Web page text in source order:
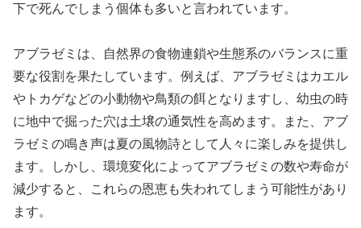
下で死んでしまう個体も多いと言われています。
アブラゼミは、自然界の食物連鎖や生態系のバランスに重
要な役割を果たしています。例えば、アブラゼミはカエル
やトカゲなどの小動物や鳥類の餌となりますし、幼虫の時
に地中で掘った穴は土壌の通気性を高めます。また、アブ
ラゼミの鳴き声は夏の風物詩として人々に楽しみを提供し
ます。しかし、環境変化によってアブラゼミの数や寿命が
減少すると、これらの恩恵も失われてしまう可能性があり
ます。